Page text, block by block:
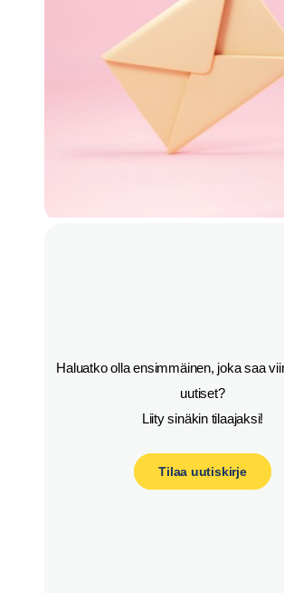
Haluatko olla ensimmäinen, joka saa
uutiset?
Liity sinäkin tilaajaksi!
Tilaa uutiskirje